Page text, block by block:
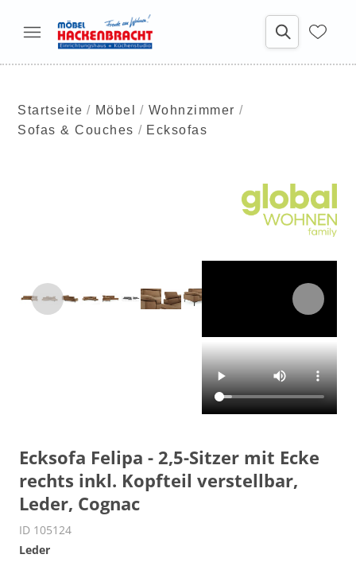
Startseite Möbel
Wohnzimmer
Sofas & Couches
Ecksofas
Ecksofa Felipa - 2,5-Sitzer mit Ecke
rechts inkl. Kopfteil verstellbar,
Leder, Cognac
ID 105124
Leder